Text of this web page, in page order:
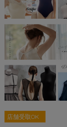
店舗受取OK